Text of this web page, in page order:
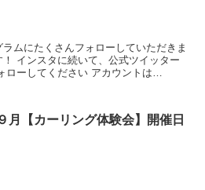
ムにたくさんフォローしていただきま
インスタに続いて、公式ツイッター
ローしてください アカウントは
９月【カーリング体験会】開催日